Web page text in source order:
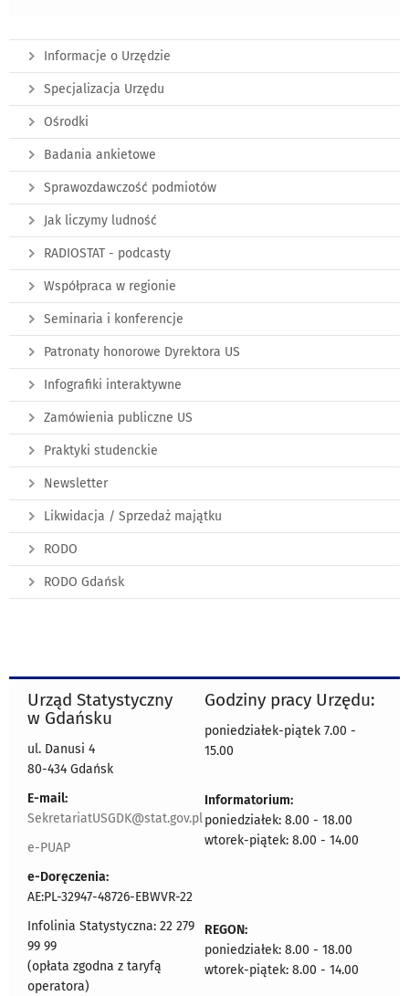
Informacje o Urzędzie
Specjalizacja Urzędu
Ośrodki
Badania ankietowe
Sprawozdawczość podmiotów
Jak liczymy ludność
RADIOSTAT - podcasty
Współpraca w regionie
Seminaria i konferencje
Patronaty honorowe Dyrektora US
Infografiki interaktywne
Zamówienia publiczne US
Praktyki studenckie
Newsletter
Likwidacja / Sprzedaż majątku
RODO
RODO Gdańsk
Urząd Statystyczny
w Gdańsku
ul. Danusi 4
80-434 Gdańsk
E-mail:
SekretariatUSGDK@stat.gov.pl
e-PUAP
e-Doręczenia:
AE:PL-32947-48726-EBWVR-22
Infolinia Statystyczna: 22 279
99 99
(opłata zgodna z taryfą
operatora)
Godziny pracy Urzędu:
poniedziałek-piątek 7.00 -
15.00
Informatorium:
poniedziałek: 8.00 - 18.00
wtorek-piątek: 8.00 - 14.00
REGON:
poniedziałek: 8.00 - 18.00
wtorek-piątek: 8.00 - 14.00